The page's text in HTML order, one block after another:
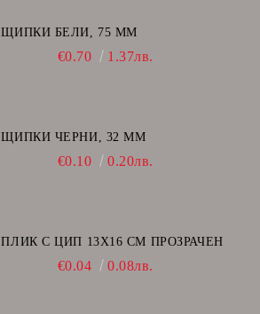
ЩИПКИ БЕЛИ, 75 ММ
€0.70 1.37лв.
ЩИПКИ ЧЕРНИ, 32 ММ
€0.10 0.20лв.
ПЛИК С ЦИП 13X16 CM ПРОЗРАЧЕН
€0.04 0.08лв.